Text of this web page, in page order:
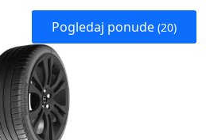
Pogledaj ponude (20)